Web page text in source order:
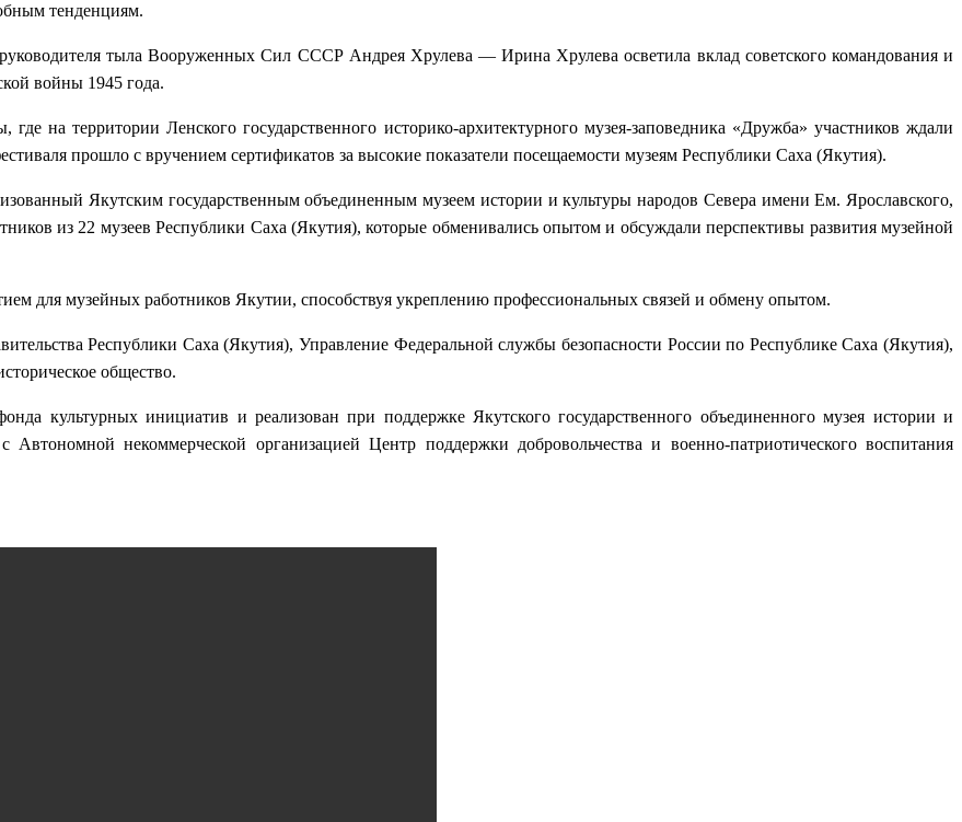
тенденциям.
тыла Вооруженных Сил СССР Андрея Хрулева — Ирина Хрулева осветила вклад советского командования и
войны 1945 года.
на территории Ленского государственного историко-архитектурного музея-заповедника «Дружба» участников ждали
прошло с вручением сертификатов за высокие показатели посещаемости музеям Республики Саха (Якутия).
Якутским государственным объединенным музеем истории и культуры народов Севера имени Ем. Ярославского,
из 22 музеев Республики Саха (Якутия), которые обменивались опытом и обсуждали перспективы развития музейной
для музейных работников Якутии, способствуя укреплению профессиональных связей и обмену опытом.
Республики Саха (Якутия), Управление Федеральной службы безопасности России по Республике Саха (Якутия),
общество.
культурных инициатив и реализован при поддержке Якутского государственного объединенного музея истории и
некоммерческой организацией Центр поддержки добровольчества и военно-патриотического воспитания